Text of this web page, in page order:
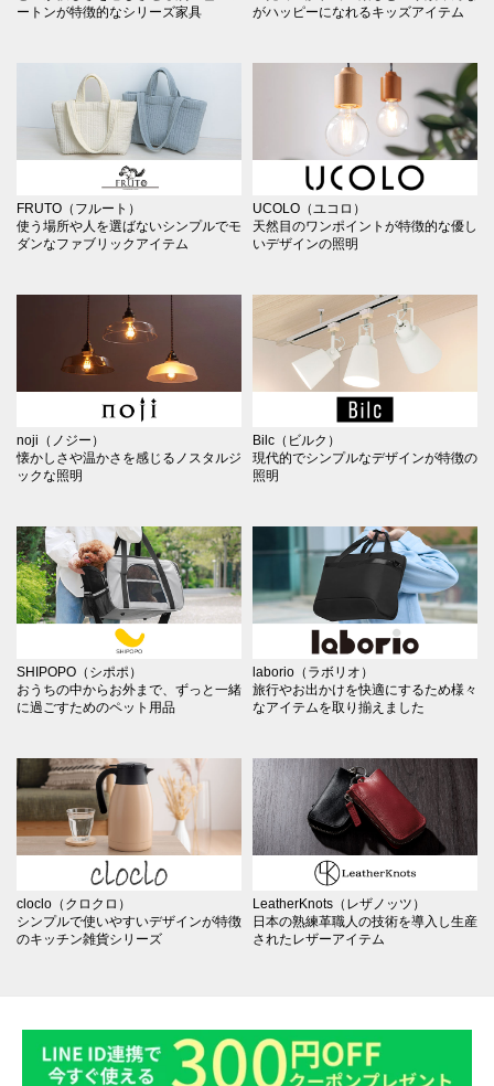
ートンが特徴的なシリーズ家具
がハッピーになれるキッズアイテム
FRUTO（フルート）
使う場所や人を選ばないシンプルでモ
ダンなファブリックアイテム
UCOLO（ユコロ）
天然目のワンポイントが特徴的な優し
いデザインの照明
noji（ノジー）
懐かしさや温かさを感じるノスタルジ
ックな照明
Bilc（ビルク）
現代的でシンプルなデザインが特徴の
照明
SHIPOPO（シポポ）
おうちの中からお外まで、ずっと一緒
に過ごすためのペット用品
laborio（ラボリオ）
旅行やお出かけを快適にするため様々
なアイテムを取り揃えました
cloclo（クロクロ）
シンプルで使いやすいデザインが特徴
のキッチン雑貨シリーズ
LeatherKnots（レザノッツ）
日本の熟練革職人の技術を導入し生産
されたレザーアイテム